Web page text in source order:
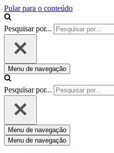
Pular para o conteúdo
Pesquisar por...
Menu de navegação
Pesquisar por...
Menu de navegação
Menu de navegação